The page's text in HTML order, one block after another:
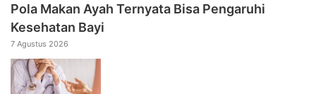
Pola Makan Ayah Ternyata Bisa Pengaruhi
Kesehatan Bayi
7 Agustus 2026